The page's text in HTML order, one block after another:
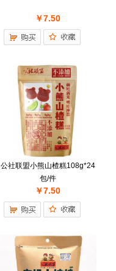
￥7.50
公社联盟小熊山楂糕108g*24
包/件
￥7.50